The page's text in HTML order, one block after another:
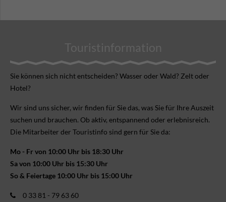
Touristinformation
Sie können sich nicht ent­scheiden? Wasser oder Wald? Zelt oder
Hotel?
Wir sind uns sicher, wir finden für Sie das, was Sie für Ihre Aus­zeit
suchen und brauchen. Ob aktiv, ent­spannend oder erlebnis­reich.
Die Mitarbeiter der Touristinfo sind gern für Sie da:
Mo - Fr von 10:00 Uhr bis 18:30 Uhr
Sa von 10:00 Uhr bis 15:30 Uhr
So & Feiertage 10:00 Uhr bis 15:00 Uhr
0 33 81 - 79 63 60